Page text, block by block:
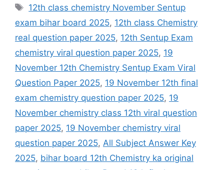
Tags
12th class chemistry November Sentup
exam bihar board 2025, 12th class Chemistry
real question paper 2025, 12th Sentup Exam
chemistry viral question paper 2025, 19
November 12th Chemistry Sentup Exam Viral
Question Paper 2025, 19 November 12th final
exam chemistry question paper 2025, 19
November chemistry class 12th viral question
paper 2025, 19 November chemistry viral
question paper 2025, All Subject Answer Key
2025, bihar board 12th Chemistry ka original